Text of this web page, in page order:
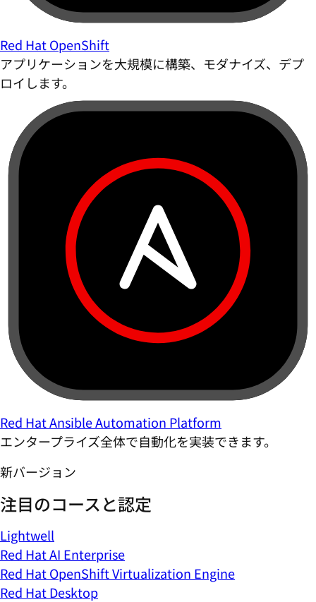
Red Hat OpenShift
アプリケーションを大規模に構築、モダナイズ、デプ
ロイします。
Red Hat Ansible Automation Platform
エンタープライズ全体で自動化を実装できます。
新バージョン
注目のコースと認定
Lightwell
Red Hat AI Enterprise
Red Hat OpenShift Virtualization Engine
Red Hat Desktop